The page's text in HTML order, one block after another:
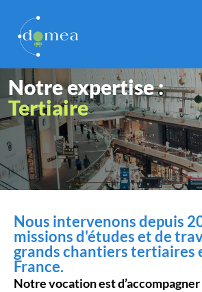
Notre expertise :
Tertiaire
Nous intervenons depuis
missions d'études et de
grands chantiers tertiaires
France.
Notre vocation est